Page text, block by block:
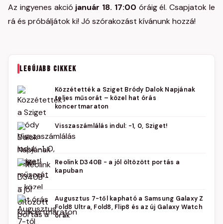
Az ingyenes akció január 18. 17:00 óráig él. Csapjatok le
rá és próbáljátok ki! Jó szórakozást kívánunk hozzá!
LEGÚJABB CIKKEK
Közzétették a Sziget Bródy Dalok Napjának
teljes műsorát – közel hat órás
koncertmaraton
Visszaszámlálás indul: -1, 0, Sziget!
Reolink D340B - a jól öltözött portás a
kapuban
Augusztus 7-től kapható a Samsung Galaxy Z
Fold8 Ultra, Fold8, Flip8 és az új Galaxy Watch
órák